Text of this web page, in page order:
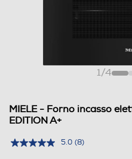
1/4
MIELE - Forno incasso
EDITION A+
5.0 (8)